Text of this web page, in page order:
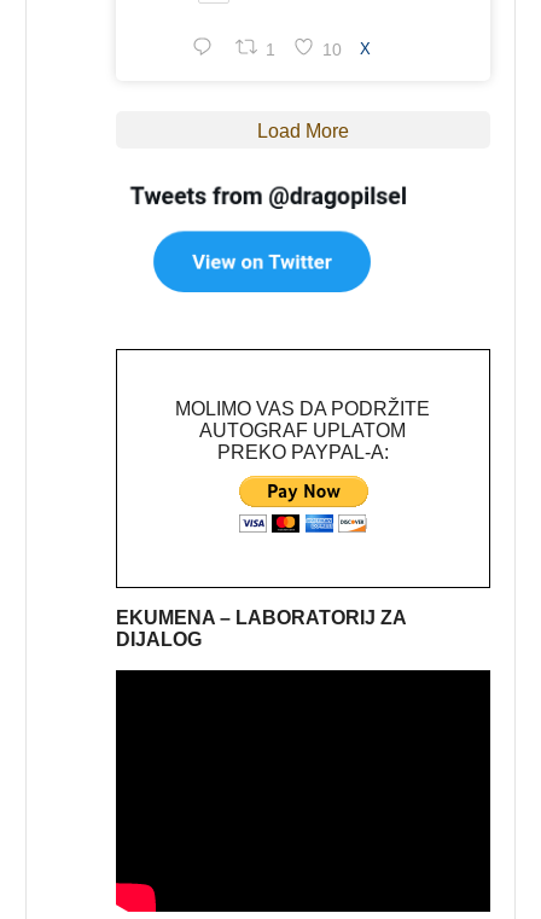
1 10 X
Load More
MOLIMO VAS DA PODRŽITE
AUTOGRAF UPLATOM
PREKO PAYPAL-A:
EKUMENA – LABORATORIJ ZA
DIJALOG